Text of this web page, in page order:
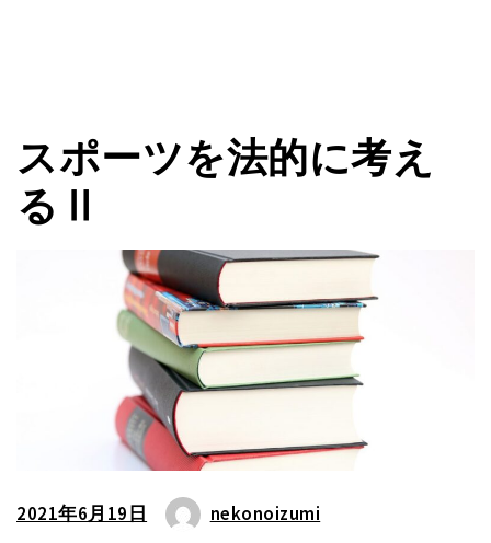
スポーツを法的に考え
るⅡ
2021年6月19日 nekonoizumi